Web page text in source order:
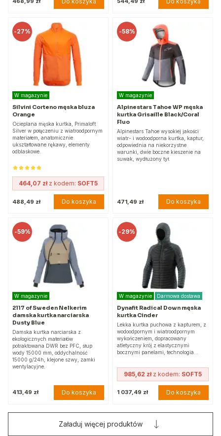
-27%
W magazynie
Silvini Corteno męska bluza
Orange
Ocieplana męska kurtka, Primaloft
Silver w połączeniu z wiatroodpornym
materiałem, anatomicznie
ukształtowane rękawy, elementy
odblaskowe.
464,07 złz kodem: SOFT5
488,49 zł Do koszyka
-58%
W magazynie
Alpinestars Tahoe WP męska
kurtka Grisaille Black/Coral
Fluo
Alpinestars Tahoe wysokiej jakości
wiatr- i wodoodporna kurtka, kaptur,
odpowiednia na niekorzystne
warunki, dwie boczne kieszenie na
suwak, wydłużony tył.
471,49 zł Do koszyka
-59%
W magazynie
2117 of Sweden Nelkerim
damska kurtka narciarska
Dusty Blue
Damska kurtka narciarska z
ekologicznych materiałów
potraktowana DWR bez PFC, słup
wody 15000 mm, oddychalność
15000 g/24h, klejone szwy, zamki
wentylacyjne.
413,49 zł Do koszyka
-29%
W magazynie Darmowa dostawa
Dynafit Radical Down męska
kurtka Cinder
Lekka kurtka puchowa z kapturem, z
wodoodpornym i wiatroodpornym
wykończeniem, dopracowany
atletyczny krój z elastycznymi
bocznymi panelami, technologia…
985,62 złz kodem: SOFT5
1 037,49 zł Do koszyka
Załaduj więcej produktów